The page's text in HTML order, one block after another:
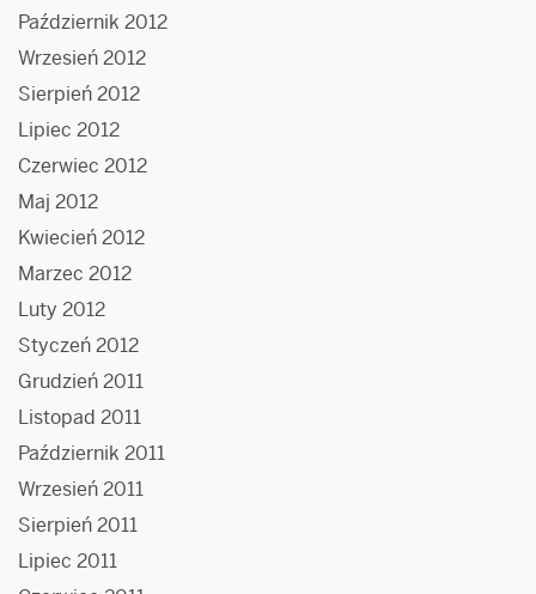
Październik 2012
Wrzesień 2012
Sierpień 2012
Lipiec 2012
Czerwiec 2012
Maj 2012
Kwiecień 2012
Marzec 2012
Luty 2012
Styczeń 2012
Grudzień 2011
Listopad 2011
Październik 2011
Wrzesień 2011
Sierpień 2011
Lipiec 2011